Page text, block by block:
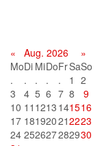
« Aug. 2026
»
MoDi MiDoFrSaSo
.
. . . . 1 2
3
4 5 6 7 8
9
10 11 1213 141516
17 181920212223
24 252627282930